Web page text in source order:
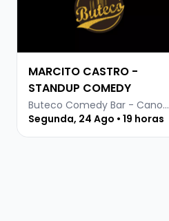
MARCITO CASTRO -
STANDUP COMEDY
Buteco Comedy Bar - Canoas
Segunda, 24 Ago • 19 horas